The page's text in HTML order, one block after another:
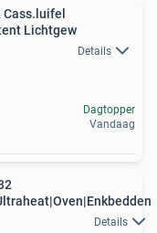
Lichtgew
Details
Dagtopper
Vandaag
Details